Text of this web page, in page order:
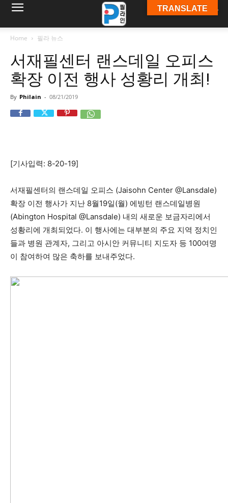
Home 필라 뉴스
서재필센터 랜스데일 오피스
확장 이전 행사 성황리 개최!
By Philain - 08/21/2019
[기사입력: 8-20-19]
서재필센터의 랜스데일 오피스 (Jaisohn Center @Lansdale)
확장 이전 행사가 지난 8월19일(월) 에빙턴 랜스데일병원
(Abington Hospital @Lansdale) 내의 새로운 보금자리에서
성황리에 개최되었다. 이 행사에는 대부분의 주요 지역 정치인
들과 병원 관계자, 그리고 아시안 커뮤니티 지도자 등 100여명
이 참여하여 많은 축하를 보내주었다.
TRANSLATE